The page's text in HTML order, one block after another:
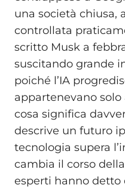
una società chiusa,
controllata
scritto Musk a
suscitando grande
poiché l’IA
appartenevano solo
cosa significa
descrive un futuro
tecnologia supera
cambia il corso
esperti hanno detto